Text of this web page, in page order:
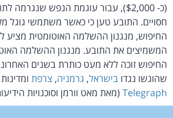
(כ- $2,000), עבור עוגמת הנפש שנגרמה
חסויים. התובע טען כי כאשר משתמשי גוגל
החיפוש, מנגנון ההשלמה האוטומטית מציע
המשמיצים את התובע. מנגנון ההשלמה
החיפוש זוכה ללא מעט כותרת בשנים
שהוגשו נגדו בישראל, גרמניה, צרפת
Telegraph (מאת מאט וורמן וסוכנויות